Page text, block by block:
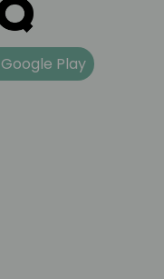
Google Play